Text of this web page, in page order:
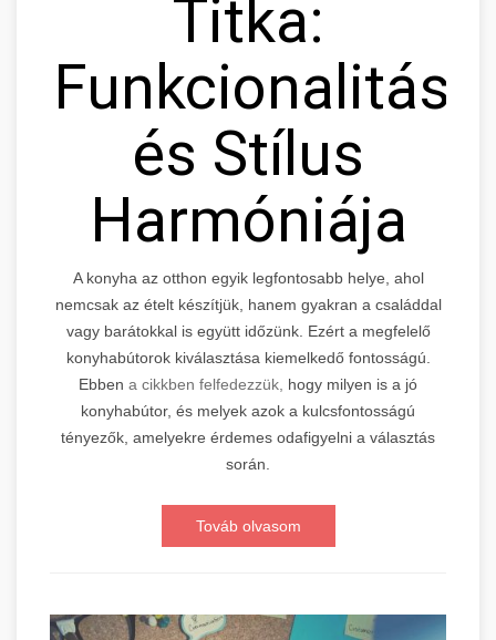
Titka:
Funkcionalitás
és Stílus
Harmóniája
A konyha az otthon egyik legfontosabb helye, ahol
nemcsak az ételt készítjük, hanem gyakran a családdal
vagy barátokkal is együtt időzünk. Ezért a megfelelő
konyhabútorok kiválasztása kiemelkedő fontosságú.
Ebben a cikkben felfedezzük, hogy milyen is a jó
konyhabútor, és melyek azok a kulcsfontosságú
tényezők, amelyekre érdemes odafigyelni a választás
során.
Továb olvasom